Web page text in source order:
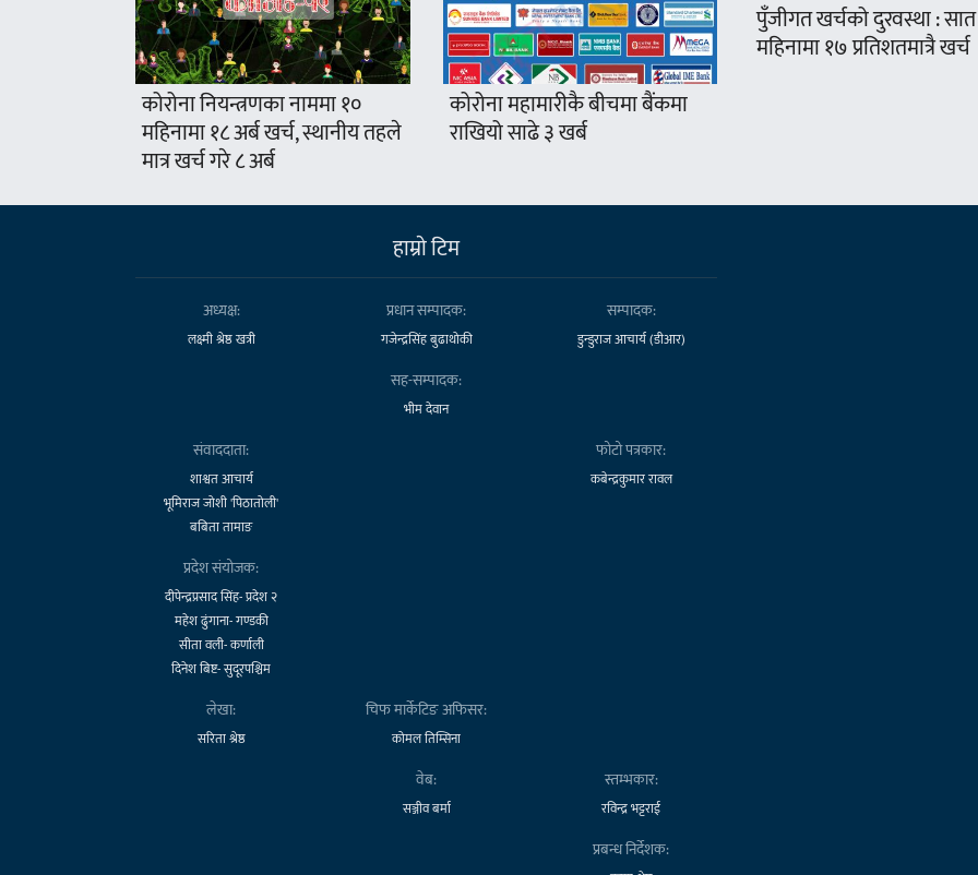
कोरोना नियन्त्रणका नाममा १०
महिनामा १८ अर्ब खर्च, स्थानीय तहले
मात्र खर्च गरे ८ अर्ब
कोरोना महामारीकै बीचमा बैंकमा
राखियो साढे ३ खर्ब
पुँजीगत खर्चको दुरवस्था : सात
महिनामा १७ प्रतिशतमात्रै खर्च
हाम्राे टिम
अध्यक्ष:
लक्ष्मी श्रेष्ठ खत्री
प्रधान सम्पादक:
गजेन्द्रसिंह बुढाथोकी
सम्पादक:
डुन्डुराज आचार्य (डीआर)
सह-सम्पादक:
भीम देवान
संवाददाता:
शाश्वत आचार्य
भूमिराज जोशी 'पिठातोली'
बबिता तामाङ
फोटो पत्रकार:
कबेन्द्रकुमार रावल
प्रदेश संयोजक:
दीपेन्द्रप्रसाद सिंह- प्रदेश २
महेश ढुंगाना- गण्डकी
सीता वली- कर्णाली
दिनेश बिष्ट- सुदूरपश्चिम
लेखा:
सरिता श्रेष्ठ
चिफ मार्केटिङ अफिसर:
कोमल तिम्सिना
वेब:
सञ्जीव बर्मा
स्तम्भकार:
रविन्द्र भट्टराई
प्रबन्ध निर्देशक: